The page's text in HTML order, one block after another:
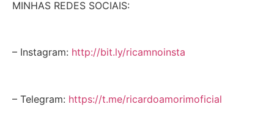
MINHAS REDES SOCIAIS:
– Instagram: http://bit.ly/ricamnoinsta
– Telegram: https://t.me/ricardoamorimoficial